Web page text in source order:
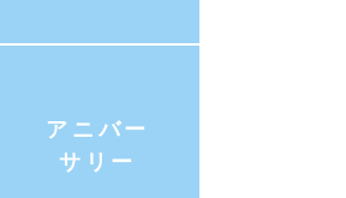
アニバー
サリー